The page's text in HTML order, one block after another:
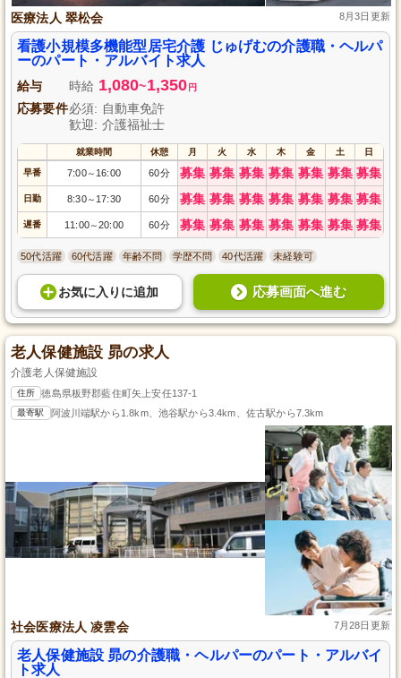
医療法人 翠松会 8月3日更新
看護小規模多機能型居宅介護 じゅげむの介護職・ヘルパ
ーのパート・アルバイト求人
給与 時給 1,080~1,350 円
応募要件必須: 自動車免許
歓迎: 介護福祉士
就業時間 休憩 月 火 水 木 金 土 日
早番 7:00～ 16:00 60分 募集 募集 募集 募集 募集 募集 募集
日勤 8:30～ 17:30 60分 募集 募集 募集 募集 募集 募集 募集
遅番 11:00～20:00 60分 募集 募集 募集 募集 募集 募集 募集
50代活躍 60代活躍 年齢不問 学歴不問 40代活躍 未経験可
お気に入り に追加 応募画面へ進む
老人保健施設 昴の求人
介護老人保健施設
住所 徳島県板野郡藍住町矢上安任137-1
最寄駅 阿波川端駅から1.8km、池谷駅から3.4km、佐古駅から7.3km
社会医療法人 凌雲会 7月28日更新
老人保健施設 昴の介護職・ヘルパーのパート・アルバイ
ト求人